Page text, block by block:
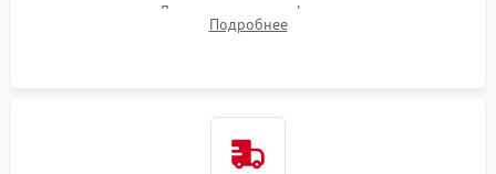
течеискателем. Демонтаж старого фильтра-осушителя и
продувка капиллярной трубки для устранения засоров.
Подробнее